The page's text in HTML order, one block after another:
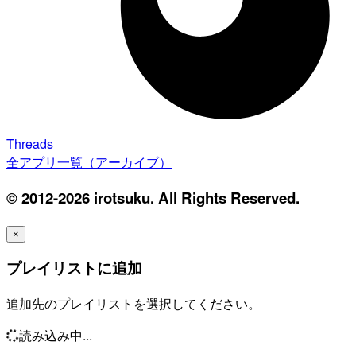
Threads
全アプリ一覧（アーカイブ）
© 2012-2026 irotsuku. All Rights Reserved.
×
プレイリストに追加
追加先のプレイリストを選択してください。
読み込み中...